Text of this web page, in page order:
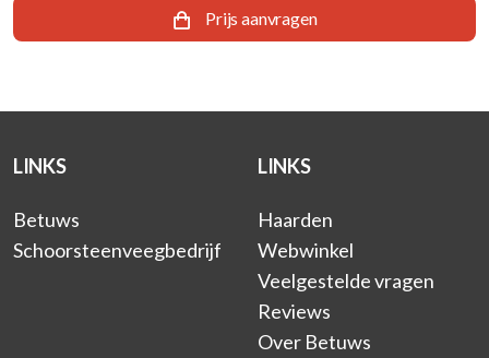
Prijs aanvragen
LINKS
Betuws
Schoorsteenveegbedrijf
LINKS
Haarden
Webwinkel
Veelgestelde vragen
Reviews
Over Betuws